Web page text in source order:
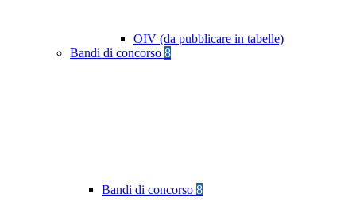
OIV (da pubblicare in tabelle)
Bandi di concorso 8
Bandi di concorso 8